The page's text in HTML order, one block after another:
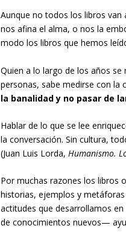
Aunque no todos los libros van
nos afina el alma, o nos la
modo los libros que hemos
Quien a lo largo de los años
personas, sabe medirse con la
la banalidad y no pasar de
Hablar de lo que se lee
la conversación. Sin cultura,
(Juan Luis Lorda, Humanismo.
Por muchas razones los libros
historias, ejemplos y
actitudes que desarrollamos
de conocimientos nuevos—